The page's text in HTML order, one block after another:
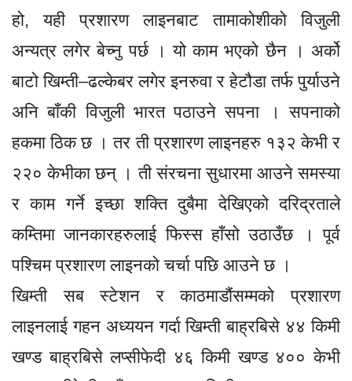
हो, यही प्रशारण लाइनबाट तामाकोशीको विजुली
अन्यत्र लगेर बेच्नु पर्छ । यो काम भएको छैन । अर्को
बाटो खिम्ती–ढल्केबर लगेर इनरुवा र हेटौडा तर्फ पुर्याउने
अनि बाँकी विजुली भारत पठाउने सपना । सपनाको
हकमा ठिक छ । तर ती प्रशारण लाइनहरु १३२ केभी र
२२० केभीका छन् । ती संरचना सुधारमा आउने समस्या
र काम गर्ने इच्छा शक्ति दुबैमा देखिएको दरिद्रताले
कम्तिमा जानकारहरुलाई फिस्स हाँसो उठाउँछ । पूर्व
पश्चिम प्रशारण लाइनको चर्चा पछि आउने छ ।
खिम्ती सब स्टेशन र काठमाडौंसम्मको प्रशारण
लाइनलाई गहन अध्ययन गर्दा खिम्ती बाह्रबिसे ४४ किमी
खण्ड बाह्रबिसे लप्सीफेदी ४६ किमी खण्ड ४०० केभी